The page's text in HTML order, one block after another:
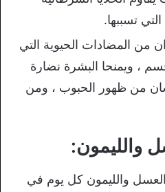
تسببها.
من المضادات الحيوية التي
، ويمنحا البشرة نضارة
من ظهور الحبوب ، ومن
والليمون:
والليمون كل يوم في